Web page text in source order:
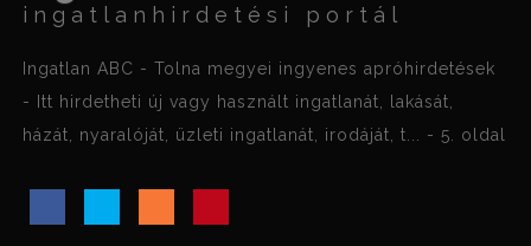
ingatlanhirdetési portál
Ingatlan ABC - Tolna megyei ingyenes apróhirdetések
- Itt hirdetheti új vagy használt ingatlanát, lakását,
házát, nyaralóját, üzleti ingatlanát, irodáját, t... - 5. oldal